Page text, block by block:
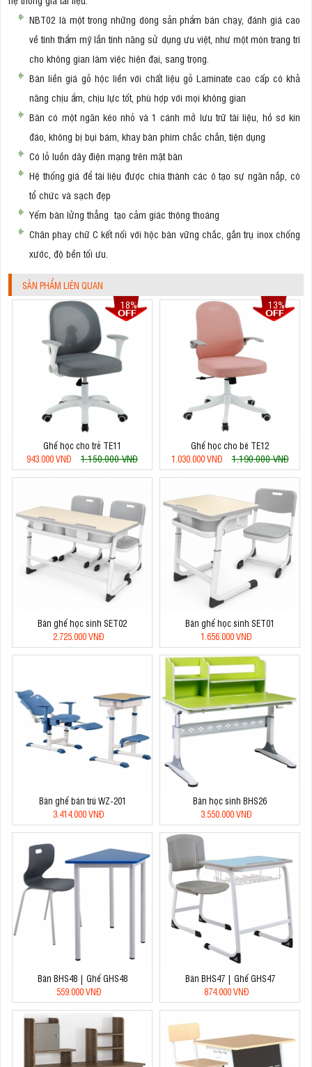
NBT02 là một trong những dòng sản phẩm bán chạy, đánh giá cao
về tính thẩm mỹ lẫn tính năng sử dụng ưu việt, như một món trang trí
cho không gian làm việc hiện đại, sang trọng.
Bàn liền giá gỗ hộc liền với chất liệu gỗ Laminate cao cấp có khả
năng chịu ẩm, chịu lực tốt, phù hợp với mọi không gian
Bàn có một ngăn kéo nhỏ và 1 cánh mở lưu trữ tài liệu, hồ sơ kín
đáo, không bị bụi bám, khay bàn phím chắc chắn, tiện dụng
Có lỗ luồn dây điện mạng trên mặt bàn
Hệ thống giá để tài liệu được chia thành các ô tạo sự ngăn nắp, có
tổ chức và sạch đẹp
Yếm bàn lửng thẳng tạo cảm giác thông thoáng
Chân phay chữ C kết nối với hộc bàn vững chắc, gắn trụ inox chống
xước, độ bền tối ưu.
SẢN PHẨM LIÊN QUAN
18%
Ghế học cho trẻ TE11
943.000 VNĐ
1.150.000 VNĐ
13%
Ghế học cho bé TE12
1.030.000 VNĐ
1.190.000 VNĐ
Bàn ghế học sinh SET02
2.725.000 VNĐ
Bàn ghế học sinh SET01
1.656.000 VNĐ
Bàn ghế bán trú WZ-201
3.414.000 VNĐ
Bàn học sinh BHS26
3.550.000 VNĐ
Bàn BHS48 | Ghế GHS48
559.000 VNĐ
Bàn BHS47 | Ghế GHS47
874.000 VNĐ